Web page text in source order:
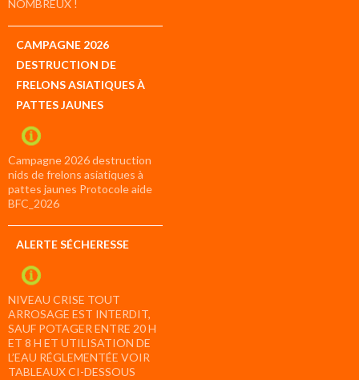
NOMBREUX !
CAMPAGNE 2026
DESTRUCTION DE
FRELONS ASIATIQUES À
PATTES JAUNES
Campagne 2026 destruction
nids de frelons asiatiques à
pattes jaunes Protocole aide
BFC_2026
ALERTE SÉCHERESSE
NIVEAU CRISE TOUT
ARROSAGE EST INTERDIT,
SAUF POTAGER ENTRE 20 H
ET 8 H ET UTILISATION DE
L’EAU RÉGLEMENTÉE VOIR
TABLEAUX CI-DESSOUS